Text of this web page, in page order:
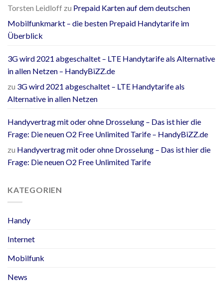
Torsten Leidloff zu Prepaid Karten auf dem deutschen
Mobilfunkmarkt – die besten Prepaid Handytarife im
Überblick
3G wird 2021 abgeschaltet – LTE Handytarife als Alternative
in allen Netzen – HandyBiZZ.de
zu 3G wird 2021 abgeschaltet – LTE Handytarife als
Alternative in allen Netzen
Handyvertrag mit oder ohne Drosselung – Das ist hier die
Frage: Die neuen O2 Free Unlimited Tarife – HandyBiZZ.de
zu Handyvertrag mit oder ohne Drosselung – Das ist hier die
Frage: Die neuen O2 Free Unlimited Tarife
KATEGORIEN
Handy
Internet
Mobilfunk
News